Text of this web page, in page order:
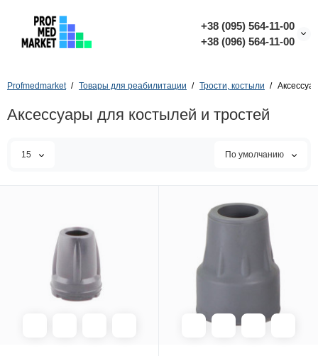
+38 (095) 564-11-00
+38 (096) 564-11-00
Profmedmarket Товары для реабилитации Трости, костыли
Аксессуары для костылей и тростей
15 По умолчанию